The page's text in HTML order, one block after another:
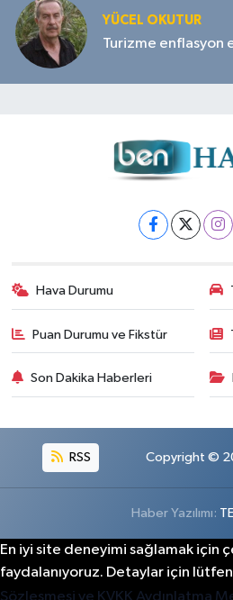
YÜCEL OKUTUR
Turizme enflasyon
Hava Durumu
Puan Durumu ve Fikstür
Son Dakika Haberleri
RSS Copyright ©
Haber Yazılımı:
En iyi site deneyimi sağlamak için
faydalanıyoruz. Detaylar için lütfen